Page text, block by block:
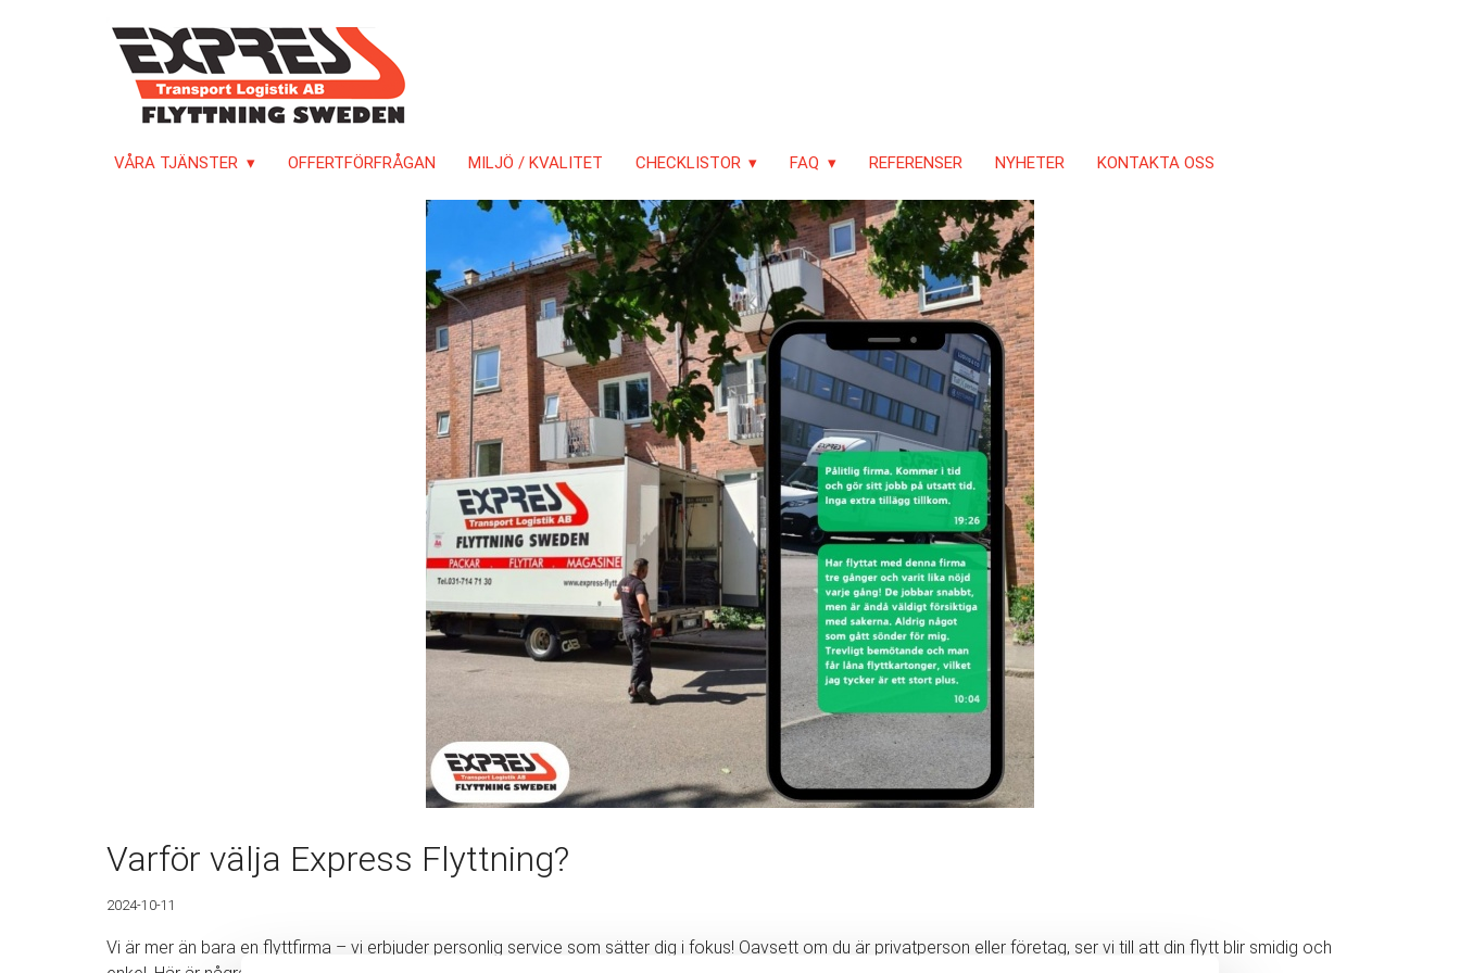
VÅRA TJÄNSTER OFFERTFÖRFRÅGAN MILJÖ / KVALITET CHECKLISTOR FAQ REFERENSER NYHETER KONTAKTA OSS
Varför välja Express Flyttning?
2024-10-11
Vi är mer än bara en flyttfirma – vi erbjuder personlig service som sätter dig i fokus! Oavsett om du är privatperson eller företag, ser vi till att din flytt blir smidig och